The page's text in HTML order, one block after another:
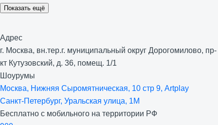
Показать ещё
Адрес
г. Москва, вн.тер.г. муниципальный округ Дорогомилово, пр-
кт Кутузовский, д. 36, помещ. 1/1
Шоурумы
Москва, Нижняя Сыро­мятническая, 10 стр 9, Artplay
Санкт-Петербург, Уральская улица, 1М
Бесплатно с мобильного на территории РФ